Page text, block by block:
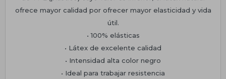
ofrece mayor calidad por ofrecer mayor elasticidad y vida
útil.
• 100% elásticas
• Látex de excelente calidad
• Intensidad alta color negro
• Ideal para trabajar resistencia